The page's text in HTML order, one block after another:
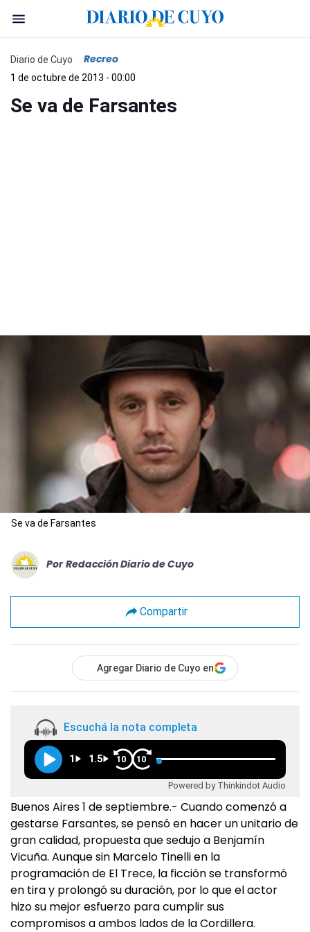
Diario de Cuyo Recreo
1 de octubre de 2013 - 00:00
Se va de Farsantes
Se va de Farsantes
Por Redacción Diario de Cuyo
Compartir
Agregar Diario de Cuyo en
Escuchá la nota completa
1 1.5 10 10
Powered by Thinkindot Audio
Buenos Aires 1 de septiembre.- Cuando comenzó a
gestarse Farsantes, se pensó en hacer un unitario de
gran calidad, propuesta que sedujo a Benjamín
Vicuña. Aunque sin Marcelo Tinelli en la
programación de El Trece, la ficción se transformó
en tira y prolongó su duración, por lo que el actor
hizo su mejor esfuerzo para cumplir sus
compromisos a ambos lados de la Cordillera.